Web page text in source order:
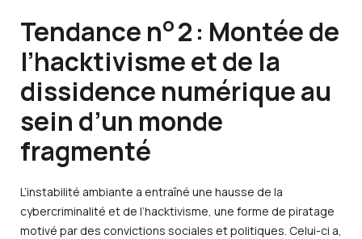
Tendance no2 : Montée de
l’hacktivisme et de la
dissidence numérique au
sein d’un monde
fragmenté
L’instabilité ambiante a entraîné une hausse de la
cybercriminalité et de l’hacktivisme, une forme de piratage
motivé par des convictions sociales et politiques. Celui-ci a,